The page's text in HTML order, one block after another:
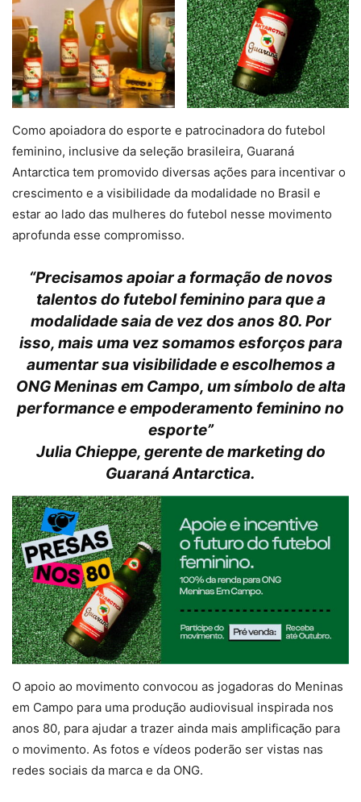
Como apoiadora do esporte e patrocinadora do futebol
feminino, inclusive da seleção brasileira, Guaraná
Antarctica tem promovido diversas ações para incentivar o
crescimento e a visibilidade da modalidade no Brasil e
estar ao lado das mulheres do futebol nesse movimento
aprofunda esse compromisso.
“Precisamos apoiar a formação de novos
talentos do futebol feminino para que a
modalidade saia de vez dos anos 80. Por
isso, mais uma vez somamos esforços para
aumentar sua visibilidade e escolhemos a
ONG Meninas em Campo, um símbolo de alta
performance e empoderamento feminino no
esporte”
Julia Chieppe, gerente de marketing do
Guaraná Antarctica.
O apoio ao movimento convocou as jogadoras do Meninas
em Campo para uma produção audiovisual inspirada nos
anos 80, para ajudar a trazer ainda mais amplificação para
o movimento. As fotos e vídeos poderão ser vistas nas
redes sociais da marca e da ONG.